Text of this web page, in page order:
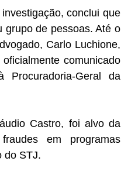
conclui que
grupo de pessoas. Até o
Carlo Luchione,
comunicado
Geral da
Castro, foi alvo da
em programas
do STJ.